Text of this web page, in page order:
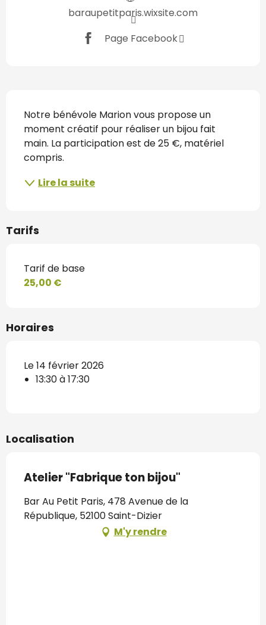
baraupetitparis.wixsite.com
Page Facebook
Notre bénévole Marion vous propose un
moment créatif pour réaliser un bijou fait
main. La participation est de 25 €, matériel
compris.
Lire la suite
Tarifs
Tarif de base
25,00 €
Horaires
Le 14 février 2026
13:30 à 17:30
Localisation
Atelier "Fabrique ton bijou"
Bar Au Petit Paris, 478 Avenue de la
République, 52100 Saint-Dizier
M'y rendre